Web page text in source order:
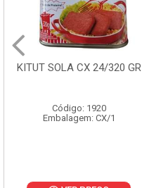
KITUT SOLA CX 24/320 GR
Código: 1920
Embalagem: CX/1